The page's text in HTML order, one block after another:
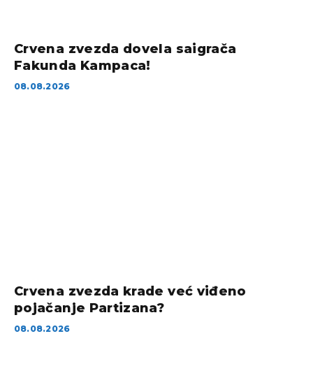
Crvena zvezda dovela saigrača
Fakunda Kampaca!
08.08.2026
Crvena zvezda krade već viđeno
pojačanje Partizana?
08.08.2026